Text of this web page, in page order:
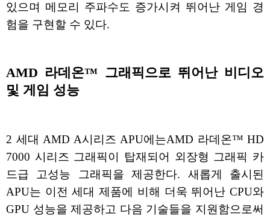
있으며 메모리 주파수도 증가시켜 뛰어난 게임 경
험을 구현할 수 있다.
AMD 라데온™ 그래픽으로 뛰어난 비디오
및 게임 성능
2 세대 AMD A시리즈 APU에는AMD 라데온™ HD
7000 시리즈 그래픽이 탑재되어 외장형 그래픽 카
드급 고성능 그래픽을 제공한다. 새롭게 출시된
APU는 이전 세대 제품에 비해 더욱 뛰어난 CPU와
GPU 성능을 제공하고 다음 기술들을 지원함으로써